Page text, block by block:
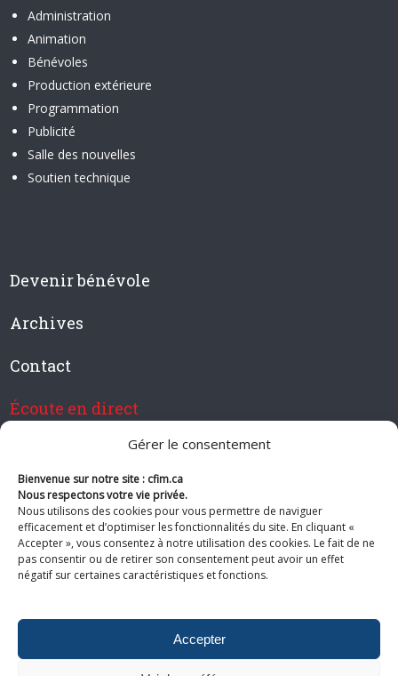
Gérer le consentement
Bienvenue sur notre site : cfim.ca
Nous respectons votre vie privée.
Nous utilisons des cookies pour vous permettre de naviguer
efficacement et d’optimiser les fonctionnalités du site. En cliquant «
Accepter », vous consentez à notre utilisation des cookies. Le fait de ne
pas consentir ou de retirer son consentement peut avoir un effet
négatif sur certaines caractéristiques et fonctions.
Accepter
Administration
Animation
Bénévoles
Production extérieure
Programmation
Publicité
Salle des nouvelles
Soutien technique
Devenir bénévole
Archives
Contact
Écoute en direct
Devenir membre de CFIM
Suivez-nous